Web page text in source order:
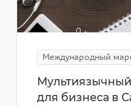
Международный
для бизнеса в